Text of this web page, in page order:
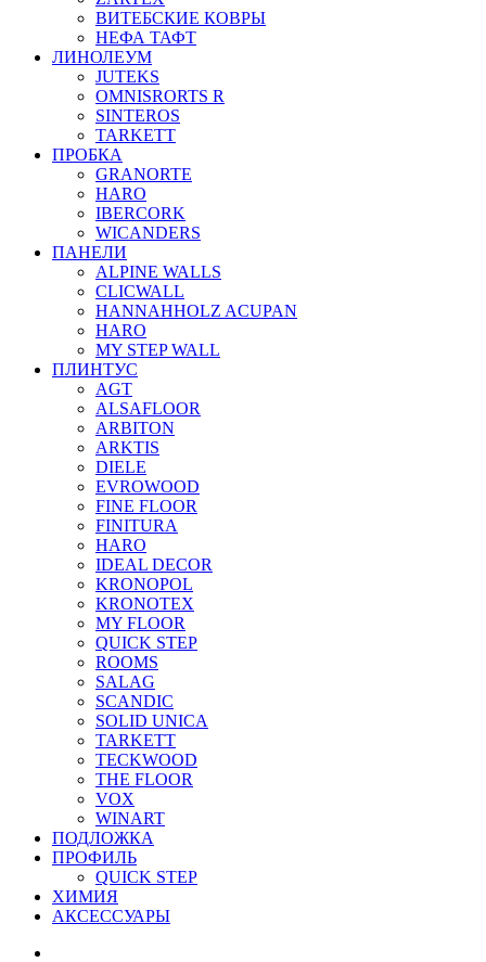
ВИТЕБСКИЕ КОВРЫ
НЕФА ТАФТ
ЛИНОЛЕУМ
JUTEKS
OMNISRORTS R
SINTEROS
TARKETT
ПРОБКА
GRANORTE
HARO
IBERCORK
WICANDERS
ПАНЕЛИ
ALPINE WALLS
CLICWALL
HANNAHHOLZ ACUPAN
HARO
MY STEP WALL
ПЛИНТУС
AGT
ALSAFLOOR
ARBITON
ARKTIS
DIELE
EVROWOOD
FINE FLOOR
FINITURA
HARO
IDEAL DECOR
KRONOPOL
KRONOTEX
MY FLOOR
QUICK STEP
ROOMS
SALAG
SCANDIC
SOLID UNICA
TARKETT
TECKWOOD
THE FLOOR
VOX
WINART
ПОДЛОЖКА
ПРОФИЛЬ
QUICK STEP
ХИМИЯ
АКСЕССУАРЫ